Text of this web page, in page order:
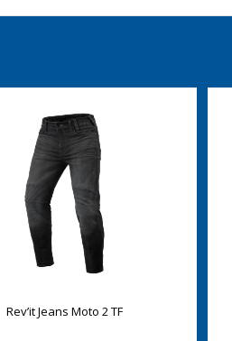
Rev’it Jeans Moto 2 TF